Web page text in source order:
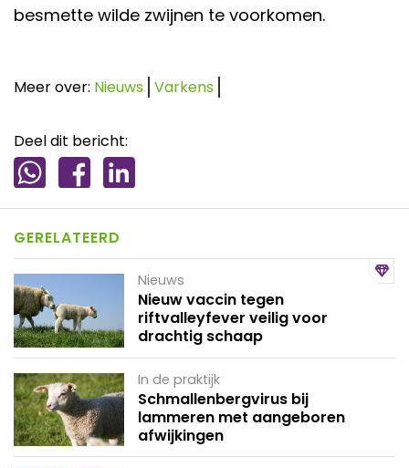
besmette wilde zwijnen te voorkomen.
Meer over: Nieuws Varkens
Deel dit bericht:
GERELATEERD
Nieuws
Nieuw vaccin tegen
riftvalleyfever veilig voor
drachtig schaap
In de praktijk
Schmallenbergvirus bij
lammeren met aangeboren
afwijkingen